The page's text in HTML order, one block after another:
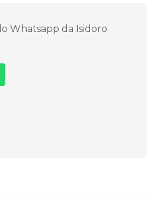
Whatsapp da Isidoro